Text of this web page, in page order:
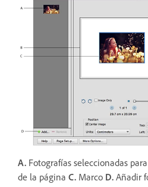
A. Fotografías seleccionadas
de la página C. Marco D. Añadir